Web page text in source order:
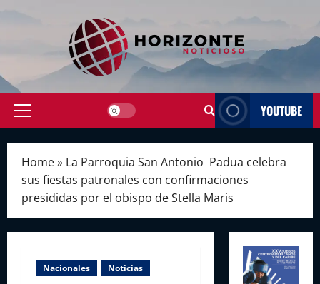
Primary
YOUTUBE
Home» La Parroquia San Antonio Padua celebra
sus fiestas patronales con confirmaciones
presididas por el obispo de Stella Maris
Nacionales Noticias